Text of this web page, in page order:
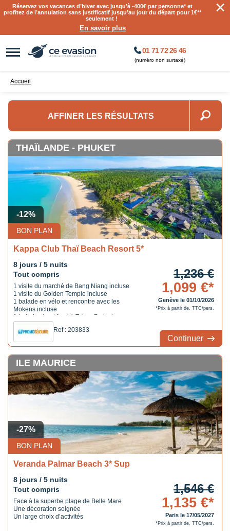
Réservez vos vacances d’hiver avec jusqu’à-400€ par personne* et
profitez de l’annulation sans justificatif jusqu’au jour du départ pour 1€**
seulement !
En savoir plus
×
01 71 72 26 46
(numéro non surtaxé)
Accueil
AFFINER LES RÉSULTATS
BON PLAN
-12%
THAÏLANDE - PHUKET
Kappa Club Thaï Beach Resort 5*
8 jours / 5 nuits
Tout compris
1 visite du marché de Bang Niang incluse
1 visite du Golden Temple incluse
1 balade en vélo et rencontre avec les
Mokens incluse
1 balade street food à Takua Pa incluse
Ref : 203833
1,236 €
1,099 €*
Genève le 01/10/2026
*Prix à partir de, TTC/pers.
Continuer
BON PLAN
-27%
ILE MAURICE
Veranda Palmar Beach 3* Sup
8 jours / 5 nuits
Tout compris
Face à la superbe plage de Belle Mare
Une décoration soignée
Un large choix d’activités
1,546 €
1,135 €*
Paris le 17/05/2027
*Prix à partir de, TTC/pers.